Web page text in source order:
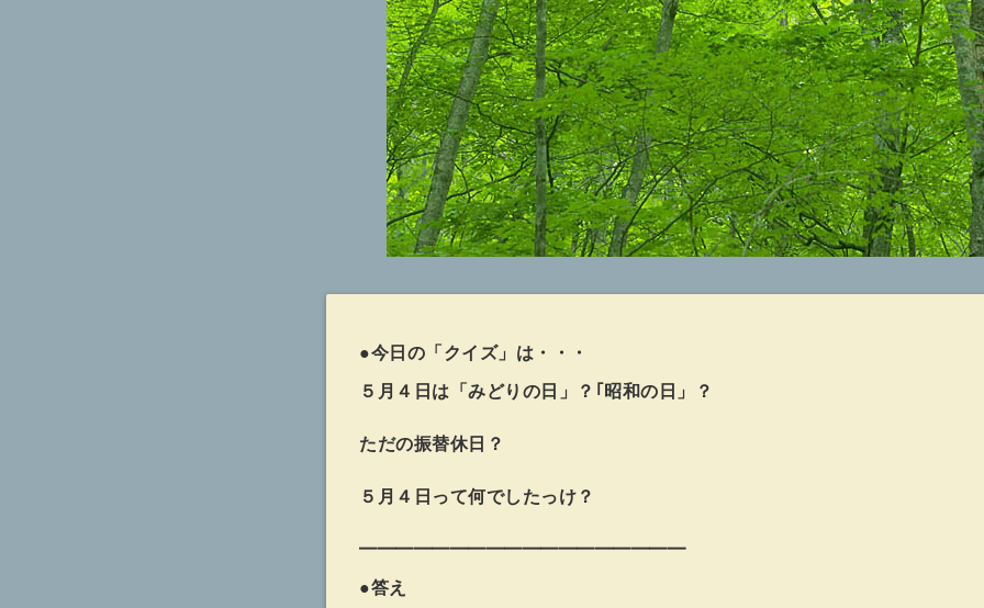
●今日の「クイズ」は・・・
５月４日は「みどりの日」？｢昭和の日」？
ただの振替休日？
５月４日って何でしたっけ？
━━━━━━━━━━━━━━━━━━
●答え